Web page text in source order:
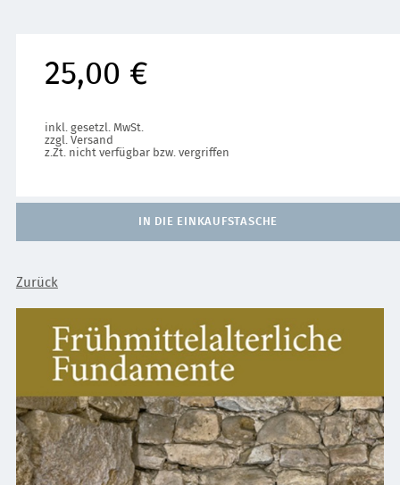
25,00 €
inkl. gesetzl. MwSt.
zzgl. Versand
z.Zt. nicht verfügbar bzw. vergriffen
IN DIE EINKAUFSTASCHE
Zurück